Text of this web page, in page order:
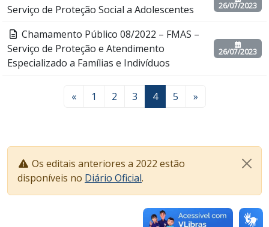
Serviço de Proteção Social a Adolescentes
26/07/2023
Chamamento Público 08/2022 – FMAS –
Serviço de Proteção e Atendimento
Especializado a Famílias e Indivíduos
26/07/2023
« 1 2 3 4 5 »
Os editais anteriores a 2022 estão
disponíveis no Diário Oficial.